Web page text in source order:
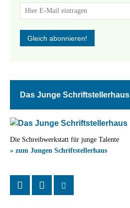
Das Junge Schriftstellerhaus
Die Schreibwerkstatt für junge Talente
» zum Jungen Schriftstellerhaus